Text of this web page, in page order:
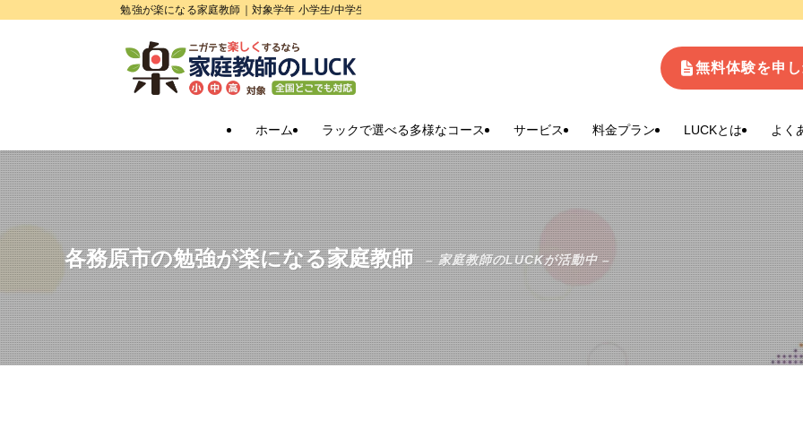
勉強が楽になる家庭教師｜対象学年 小学生/中学生/高校生
ホーム ラックで選べる多様なコース サービス 料金プラン LUCKとは よく
無料体験を申
各務原市の勉強が楽になる家庭教師 – 家庭教師のLUCKが活動中 –